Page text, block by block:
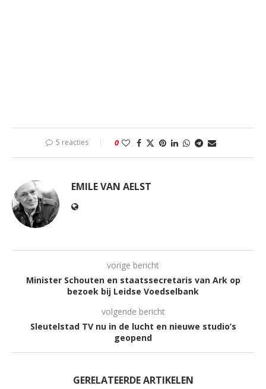
5 reacties 0
EMILE VAN AELST
vorige bericht
Minister Schouten en staatssecretaris van Ark op
bezoek bij Leidse Voedselbank
volgende bericht
Sleutelstad TV nu in de lucht en nieuwe studio’s
geopend
GERELATEERDE ARTIKELEN